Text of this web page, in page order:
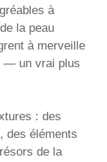
à
la peau
à merveille
— un vrai plus
: des
des éléments
de la